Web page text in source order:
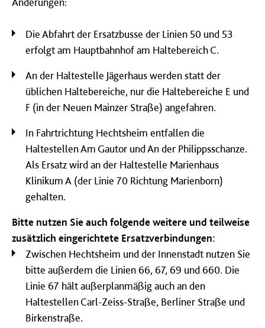
Die Abfahrt der Ersatzbusse der Linien 50 und 53
erfolgt am Hauptbahnhof am Haltebereich C.
An der Haltestelle Jägerhaus werden statt der
üblichen Haltebereiche, nur die Haltebereiche E und
F (in der Neuen Mainzer Straße) angefahren.
In Fahrtrichtung Hechtsheim entfallen die
Haltestellen Am Gautor und An der Philippsschanze.
Als Ersatz wird an der Haltestelle Marienhaus
Klinikum A (der Linie 70 Richtung Marienborn)
gehalten.
Bitte nutzen Sie auch folgende weitere und teilweise
zusätzlich eingerichtete Ersatzverbindungen:
Zwischen Hechtsheim und der Innenstadt nutzen Sie
bitte außerdem die Linien 66, 67, 69 und 660. Die
Linie 67 hält außerplanmäßig auch an den
Haltestellen Carl-Zeiss-Straße, Berliner Straße und
Birkenstraße.